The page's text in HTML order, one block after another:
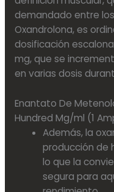
demandado entre
Oxandrolona, es
dosificación
mg, que se
en varias dosis
Enantato De
Hundred Mg/ml (1
Además, la
producción de
lo que la
segura para